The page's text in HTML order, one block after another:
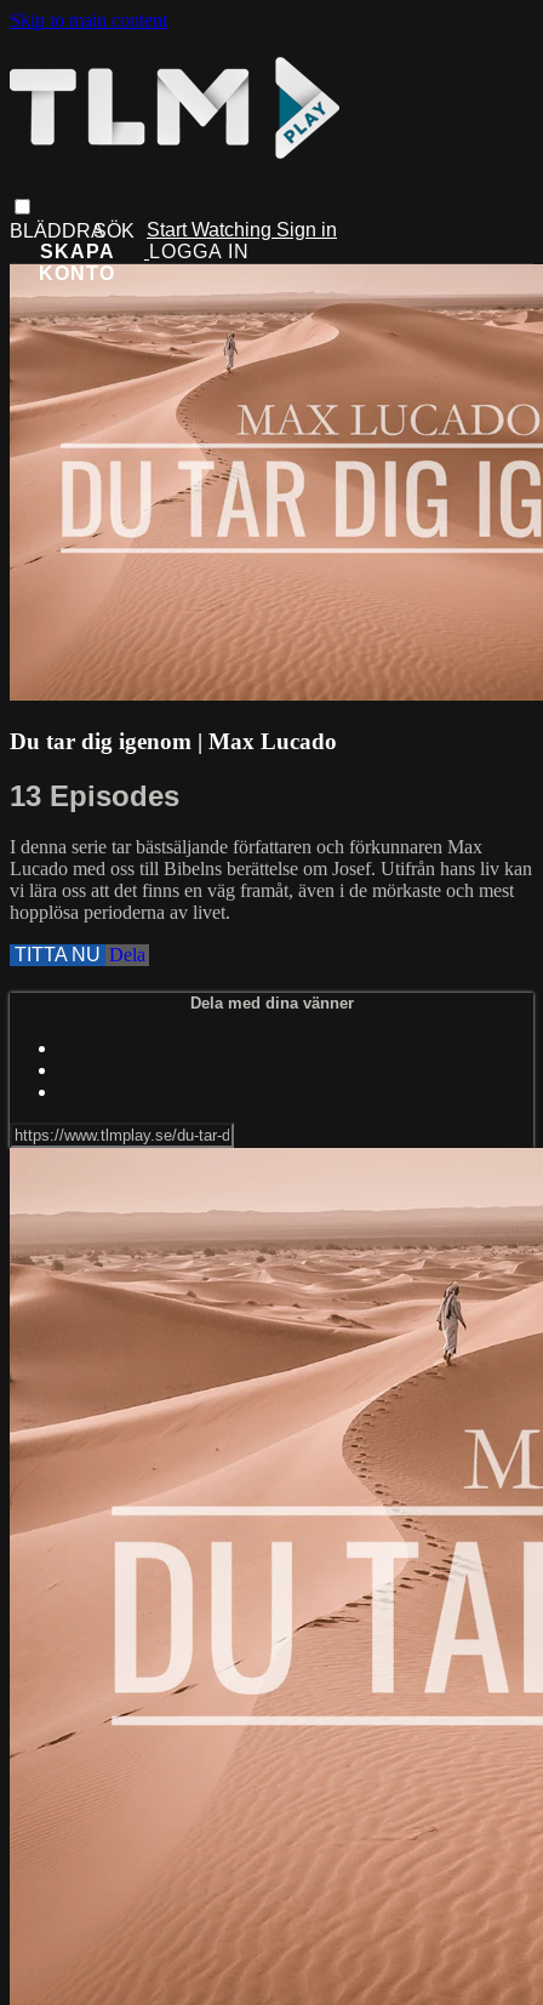
Skip to main content
Start Watching Sign in
Du tar dig igenom | Max Lucado
13 Episodes
I denna serie tar bästsäljande författaren och förkunnaren Max
Lucado med oss till Bibelns berättelse om Josef. Utifrån hans liv kan
vi lära oss att det finns en väg framåt, även i de mörkaste och mest
hopplösa perioderna av livet.